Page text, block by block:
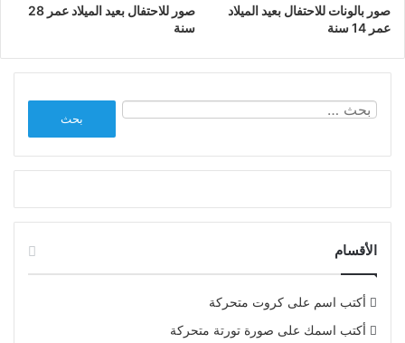
صور بالونات للاحتفال بعيد الميلاد
عمر 14 سنة
صور للاحتفال بعيد الميلاد عمر 28
سنة
الأقسام
أكتب اسم على كروت متحركة
أكتب اسمك على صورة تورتة متحركة